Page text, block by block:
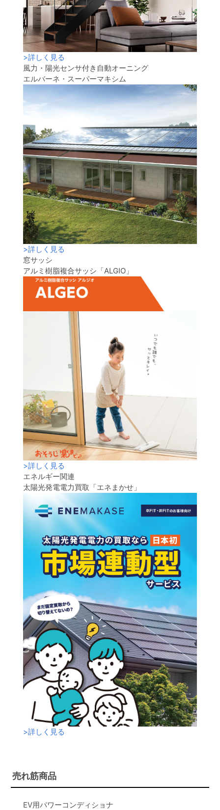
>詳しく見る
風力・陽光センサ付き自動オーニング
エルバーネ・スーパーマキシム
>詳しく見る
窓サッシ
アルミ樹脂複合サッシ「ALGIO」
>詳しく見る
エネルギー関連
太陽光発電電力買取「エネまかせ」
>詳しく見る
売れ筋商品
EV用パワーコンディショナ